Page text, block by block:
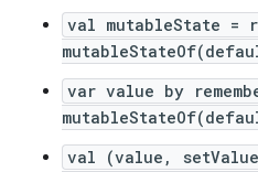
val mutableState =
var value by
val (value,